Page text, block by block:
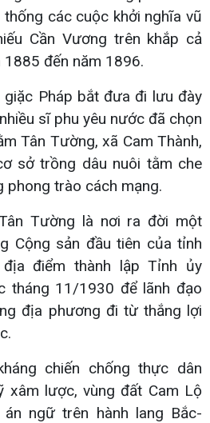
các cuộc khởi nghĩa vũ
Cần Vương trên khắp cả
đến năm 1896.
giặc Pháp bắt đưa đi lưu đày
sĩ phu yêu nước đã chọn
Tân Tường, xã Cam Thành,
sở trồng dâu nuôi tằm che
phong trào cách mạng.
Tường là nơi ra đời một
Cộng sản đầu tiên của tỉnh
điểm thành lập Tỉnh ủy
tháng 11/1930 để lãnh đạo
địa phương đi từ thắng lợi
chiến chống thực dân
xâm lược, vùng đất Cam Lộ
ngữ trên hành lang Bắc-